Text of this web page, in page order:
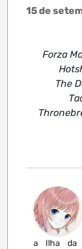
15 de
Forza
The
a Ilha da